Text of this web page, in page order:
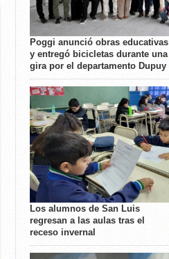
Poggi anunció obras educativas
y entregó bicicletas durante una
gira por el departamento Dupuy
Los alumnos de San Luis
regresan a las aulas tras el
receso invernal